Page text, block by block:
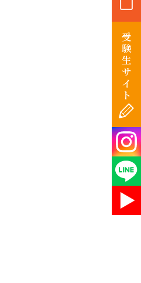
受
験
生
サ
イ
ト